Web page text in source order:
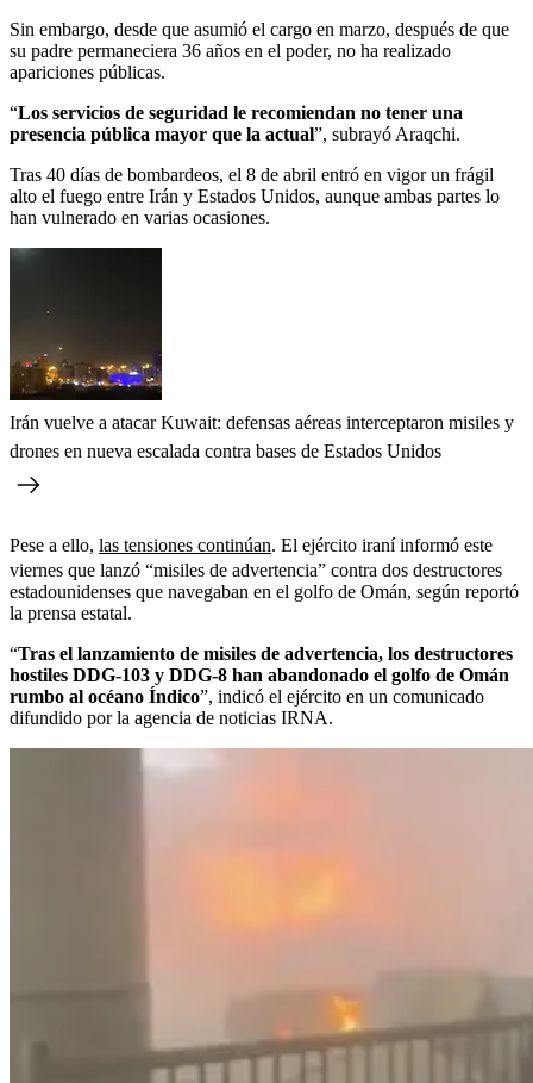
Sin embargo, desde que asumió el cargo en marzo, después de que
su padre permaneciera 36 años en el poder, no ha realizado
apariciones públicas.
“Los servicios de seguridad le recomiendan no tener una
presencia pública mayor que la actual”, subrayó Araqchi.
Tras 40 días de bombardeos, el 8 de abril entró en vigor un frágil
alto el fuego entre Irán y Estados Unidos, aunque ambas partes lo
han vulnerado en varias ocasiones.
Irán vuelve a atacar Kuwait: defensas aéreas interceptaron misiles y
drones en nueva escalada contra bases de Estados Unidos
Pese a ello, las tensiones continúan. El ejército iraní informó este
viernes que lanzó “misiles de advertencia” contra dos destructores
estadounidenses que navegaban en el golfo de Omán, según reportó
la prensa estatal.
“Tras el lanzamiento de misiles de advertencia, los destructores
hostiles DDG-103 y DDG-8 han abandonado el golfo de Omán
rumbo al océano Índico”, indicó el ejército en un comunicado
difundido por la agencia de noticias IRNA.